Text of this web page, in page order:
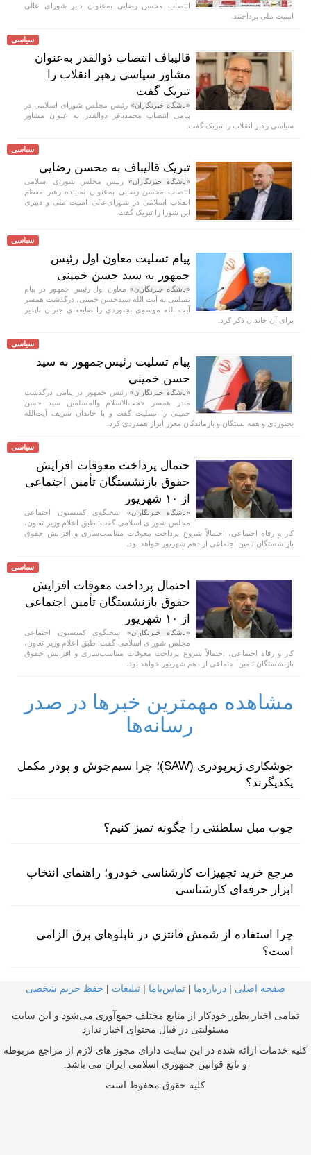
انتصاب محسن رضایی به‌عنوان دبیر شورای عالی
امنیت ملی پرداختند.
سیاسی
قالیباف انتصاب ذوالقدر به‌عنوان
مشاور سیاسی رهبر انقلاب را
تبریک گفت
«باشگاه خبرنگاران» رئیس مجلس شورای اسلامی در
پیامی انتصاب محمدباقر ذوالقدر به عنوان مشاور
سیاسی رهبر انقلاب را تبریک گفت.
سیاسی
تبریک قالیباف به محسن رضایی
«باشگاه خبرنگاران» رئیس مجلس شورای اسلامی
انتصاب محسن رضایی به‌عنوان نماینده رهبر معظم
انقلاب اسلامی در شورای‌عالی امنیت ملی و دبیری
این شورا را تبریک گفت.
سیاسی
پیام تسلیت معاون اول رئیس
جمهور به سید حسن خمینی
«باشگاه خبرنگاران»معاون اول رئیس جمهور در پیام
تسلیتی به آیت الله سیدحسن خمینی، درگذشت همسر
آیت الله موسوی بجنوردی را ضایعه‌ای جبران ناپذیر
برای آن خاندان ذکر کرد.
سیاسی
پیام تسلیت رئیس‌جمهور به سید
حسن خمینی
«باشگاه خبرنگاران»رئیس جمهور در پیامی درگذشت
مادر همسر حجت‌الاسلام والمسلمین سید حسن
خمینی را تسلیت گفت و با خاندان شریف آیت‌الله
بجنوردی و همه بستگان و بازماندگان معزز ابراز همدردی کرد.
سیاسی
حتمال پرداخت معوقات افزایش
حقوق بازنشستگان تأمین اجتماعی
از ۱۰ شهریور
«باشگاه خبرنگاران» سخنگوی کمیسیون اجتماعی
مجلس شورای اسلامی گفت: طبق اعلام وزیر تعاون،
کار و رفاه اجتماعی، احتمالاً شروع پرداخت معوقات متناسب‌سازی و افزایش حقوق
بازنشستگان تامین اجتماعی از دهم شهریور خواهد بود.
سیاسی
احتمال پرداخت معوقات افزایش
حقوق بازنشستگان تأمین اجتماعی
از ۱۰ شهریور
«باشگاه خبرنگاران» سخنگوی کمیسیون اجتماعی
مجلس شورای اسلامی گفت: طبق اعلام وزیر تعاون،
کار و رفاه اجتماعی، احتمالاً شروع پرداخت معوقات متناسب‌سازی و افزایش حقوق
بازنشستگان تامین اجتماعی از دهم شهریور خواهد بود.
مشاهده مهمترین خبرها در صدر
رسانه‌ها
جوشکاری زیرپودری (SAW)؛ چرا سیم‌جوش و پودر مکمل
یکدیگرند؟
چوب مبل سلطنتی را چگونه تمیز کنیم؟
مرجع خرید تجهیزات کارشناسی خودرو؛ راهنمای انتخاب
ابزار حرفه‌ای کارشناسی
چرا استفاده از شمش فانتزی در تابلوهای برق الزامی
است؟
صفحه اصلی | درباره‌ما | تماس‌با‌ما | تبلیغات | حفظ حریم شخصی
تمامی اخبار بطور خودکار از منابع مختلف جمع‌آوری می‌شود و این سایت
مسئولیتی در قبال محتوای اخبار ندارد
کلیه خدمات ارائه شده در این سایت دارای مجوز های لازم از مراجع مربوطه
و تابع قوانین جمهوری اسلامی ایران می باشد.
کلیه حقوق محفوظ است